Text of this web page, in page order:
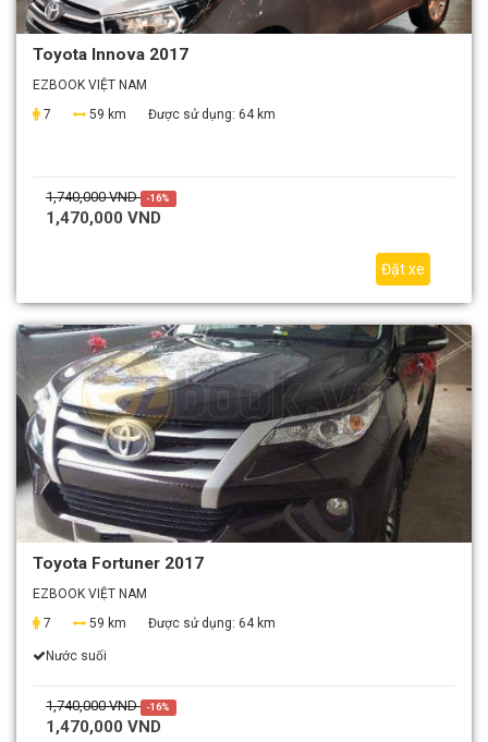
Toyota Innova 2017
EZBOOK VIỆT NAM
7
59 km Được sử dụng: 64 km
1,740,000 VND -16%
1,470,000 VND
Đặt xe
Toyota Fortuner 2017
EZBOOK VIỆT NAM
7
59 km Được sử dụng: 64 km
Nước suối
1,740,000 VND -16%
1,470,000 VND